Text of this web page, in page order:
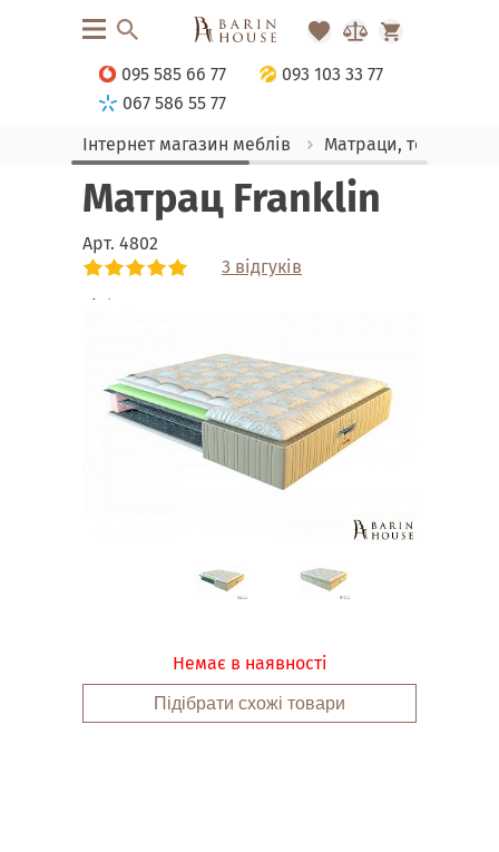
095 585 66 77
093 103 33 77
067 586 55 77
Інтернет магазин меблів
Матраци, текстиль
Матрац Franklin
Арт. 4802
3 відгуків
Link
Link
Немає в наявності
Підібрати схожі товари